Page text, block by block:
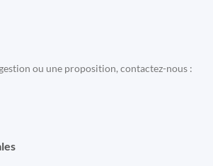
ou une proposition, contactez-nous :